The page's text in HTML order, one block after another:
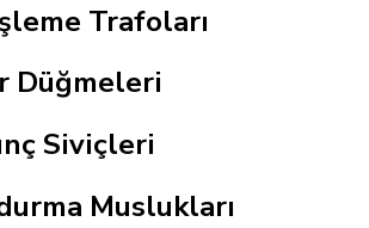
Trafoları
Düğmeleri
Siviçleri
Muslukları